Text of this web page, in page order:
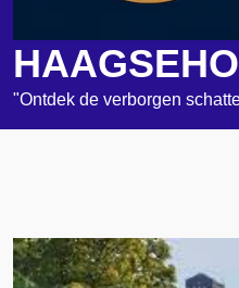
"Ontdek de verborgen